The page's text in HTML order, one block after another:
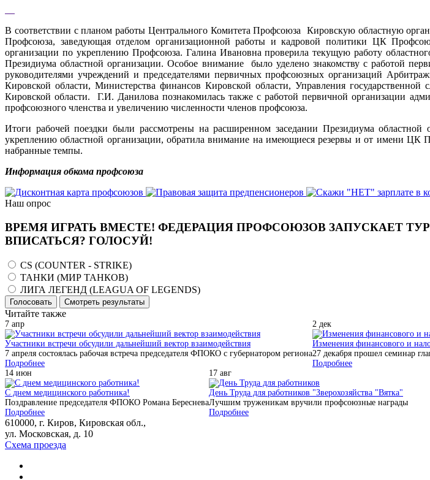
В соответствии с планом работы Центрального Комитета Профсоюза Кировскую областную
Профсоюза, заведующая отделом организационной работы и кадровой политики ЦК
организации по укреплению Профсоюза. Галина Ивановна проверила текущую работу
Президиума областной организации. Особое внимание было уделено знакомству с работой
руководителями учреждений и председателями первичных профсоюзных организаций
Кировской области, Министерства финансов Кировской области, Управления
Кировской области. Г.И. Данилова познакомилась также с работой первичной организации
профсоюзного членства и увеличению численности членов профсоюза.
Итоги рабочей поездки были рассмотрены на расширенном заседании Президиума
укреплению областной организации, обратила внимание на имеющиеся резервы и от имени ЦК
набранные темпы.
Информация обкома профсоюза
Наш опрос
ВРЕМЯ ИГРАТЬ ВМЕСТЕ! ФЕДЕРАЦИЯ ПРОФСОЮЗОВ ЗАПУСКАЕТ
ВПИСАТЬСЯ? ГОЛОСУЙ!
CS (COUNTER - STRIKE)
ТАНКИ (МИР ТАНКОВ)
ЛИГА ЛЕГЕНД (LEAGUA OF LEGENDS)
Голосовать Смотреть результаты
Читайте также
7 апр
Участники встречи обсудили дальнейший вектор взаимодействия
7 апреля состоялась рабочая встреча председателя ФПОКО с губернатором региона
Подробнее
2 дек
Изменения финансового и
27 декабря прошел семинар
Подробнее
14 июн
С днем медицинского работника!
Поздравление председателя ФПОКО Романа Береснева
Подробнее
17 авг
День Труда для работников "Зверохозяйства "Вятка"
Лучшим труженикам вручили профсоюзные награды
Подробнее
610000, г. Киров, Кировская обл.,
ул. Московская, д. 10
Схема проезда